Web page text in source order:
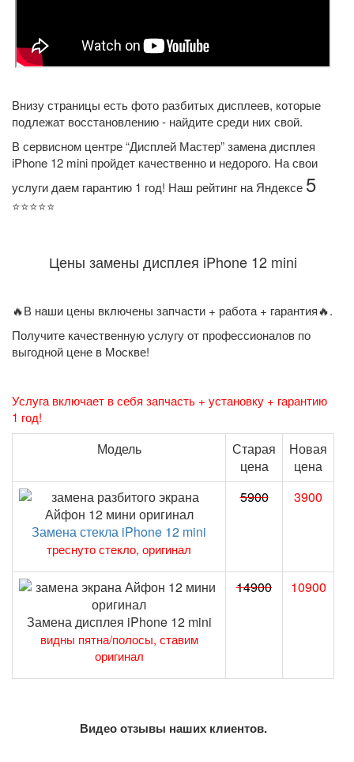
Внизу страницы есть фото разбитых дисплеев, которые
подлежат восстановлению - найдите среди них свой.
В сервисном центре “Дисплей Мастер” замена дисплея
iPhone 12 mini пройдет качественно и недорого. На свои
услуги даем гарантию 1 год! Наш рейтинг на Яндексе 5
⭐️⭐️⭐️⭐️⭐️
Цены замены дисплея iPhone 12 mini
🔥В наши цены включены запчасти + работа + гарантия🔥.
Получите качественную услугу от профессионалов по
выгодной цене в Москве!
Услуга включает в себя запчасть + установку + гарантию
1 год!
Модель
Старая
цена
Новая
цена
Замена стекла iPhone 12 mini
треснуто стекло, оригинал
5900 3900
Замена дисплея iPhone 12 mini
видны пятна/полосы, ставим
оригинал
14900 10900
Видео отзывы наших клиентов.